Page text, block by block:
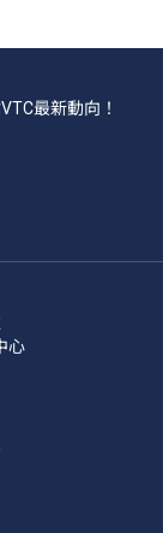
最新動向！
心